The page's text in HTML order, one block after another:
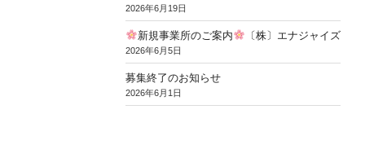
2026年6月19日
新規事業所のご案内 〔株〕エナジャイズ
2026年6月5日
募集終了のお知らせ
2026年6月1日